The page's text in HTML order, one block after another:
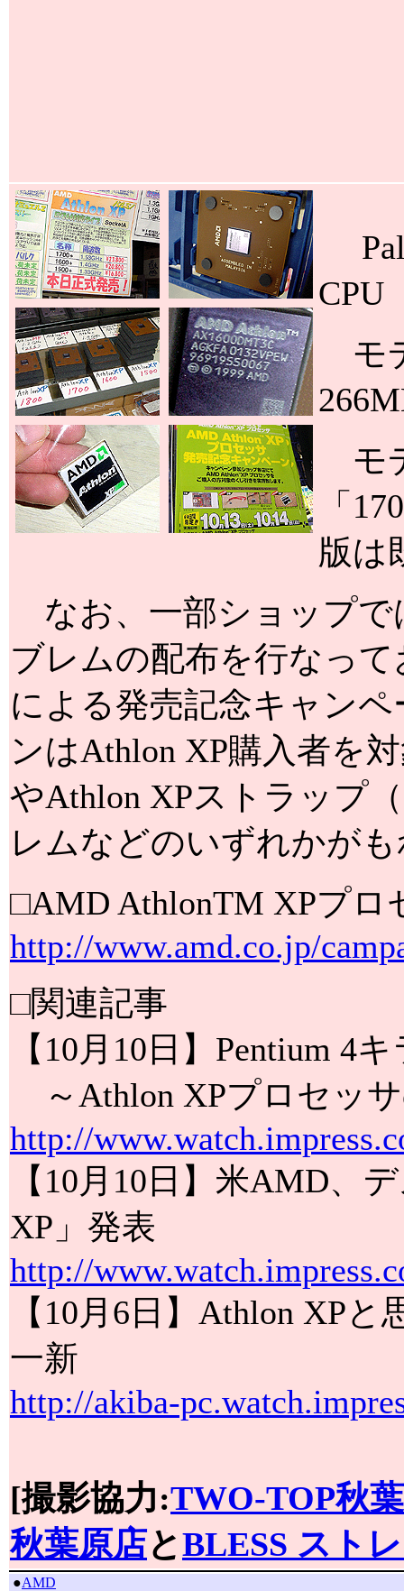
CPU
モ
モ
「
版は
なお、一部ショップで
ブレムの配布を行なっ
による発売記念キャン
ンはAthlon XP購入者を
やAthlon XPストラップ
レムなどのいずれかが
□AMD AthlonTM XPプ
http://www.amd.co.jp/
□関連記事
【10月10日】Pentium 4
～Athlon XPプロセッサ
http://
【10月10日】米AMD、
XP」発表
http://
【10月6日】Athlon XP
一新
http://akiba-
[撮影協力:TWO-TOP秋
秋葉原店とBLESS スト
●AMD